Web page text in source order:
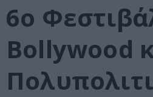
6ο
Bollywood